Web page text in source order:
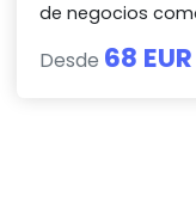
de negocios
Desde 68 EUR